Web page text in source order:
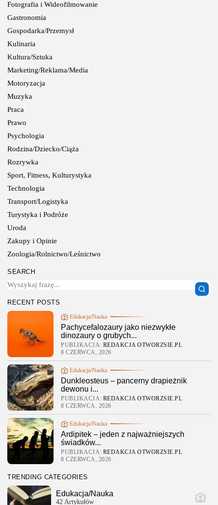
Fotografia i Wideofilmowanie
Gastronomia
Gospodarka/Przemysł
Kulinaria
Kultura/Sztuka
Marketing/Reklama/Media
Motoryzacja
Muzyka
Praca
Prawo
Psychologia
Rodzina/Dziecko/Ciąża
Rozrywka
Sport, Fitness, Kulturystyka
Technologia
Transport/Logistyka
Turystyka i Podróże
Uroda
Zakupy i Opinie
Zoologia/Rolnictwo/Leśnictwo
SEARCH
RECENT POSTS
Edukacja/Nauka
Pachycefalozaury jako niezwykłe
dinozaury o grubych...
PUBLIKACJA: REDAKCJA OTWORZSIE.PL
8 CZERWCA, 2026
Edukacja/Nauka
Dunkleosteus – pancerny drapieżnik
dewonu i...
PUBLIKACJA: REDAKCJA OTWORZSIE.PL
8 CZERWCA, 2026
Edukacja/Nauka
Ardipitek – jeden z najważniejszych
świadków...
PUBLIKACJA: REDAKCJA OTWORZSIE.PL
8 CZERWCA, 2026
TRENDING CATEGORIES
Edukacja/Nauka
42 Artykułów